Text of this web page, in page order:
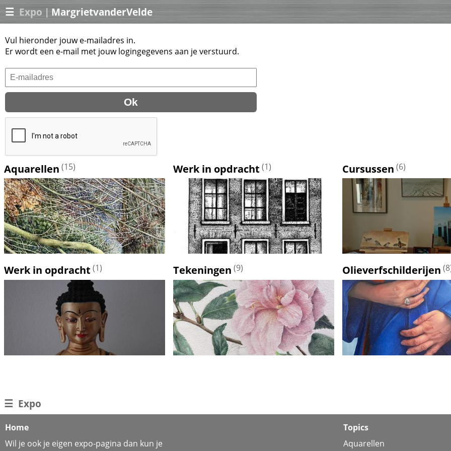
☰ Expo | MargrietvanderVelde
Vul hieronder jouw e-mailadres in.
Er wordt een e-mail met jouw logingegevens aan je verstuurd.
Aquarellen (15) Werk in opdracht (1) Cursussen (6)
Werk in opdracht (1) Tekeningen (9) Olieverfschilderijen
☰ Expo
Home
Wil je ook je eigen expo-pagina dan kun je
Topics
Aquarellen